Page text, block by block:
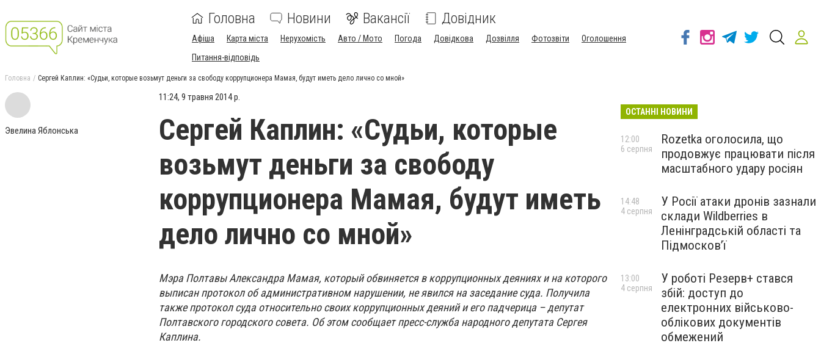
Головна Новини Вакансії Довідник
Афіша Карта міста Нерухомість Авто / Мото Погода Довідкова Дозвілля Фотозвіти
Оголошення
Питання-відповідь
Головна Сергей Каплин: «Судьи, которые возьмут деньги за свободу коррупционера Мамая, будут иметь дело лично со мной»
Эвелина Яблонська
11:24, 9 травня 2014 р.
Сергей Каплин: «Судьи, которые
возьмут деньги за свободу
коррупционера Мамая, будут иметь
дело лично со мной»
Мэра Полтавы Александра Мамая, который обвиняется в коррупционных деяниях и на которого
выписан протокол об административном нарушении, не явился на заседание суда. Получила
также протокол суда относительно своих коррупционных деяний и его падчерица – депутат
Полтавского городского совета. Об этом сообщает пресс-служба народного депутата Сергея
Каплина.
ОСТАННІ НОВИНИ
Rozetka оголосила, що
продовжує працювати після
масштабного удару росіян
12:00
6 серпня
У Росії атаки дронів зазнали
склади Wildberries в
Ленінградській області та
Підмосков’ї
14:48
4 серпня
У роботі Резерв+ стався
збій: доступ до
електронних військово-
облікових документів
обмежений
13:00
4 серпня